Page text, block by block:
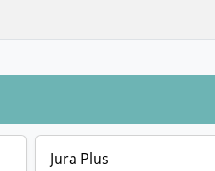
Jura Plus